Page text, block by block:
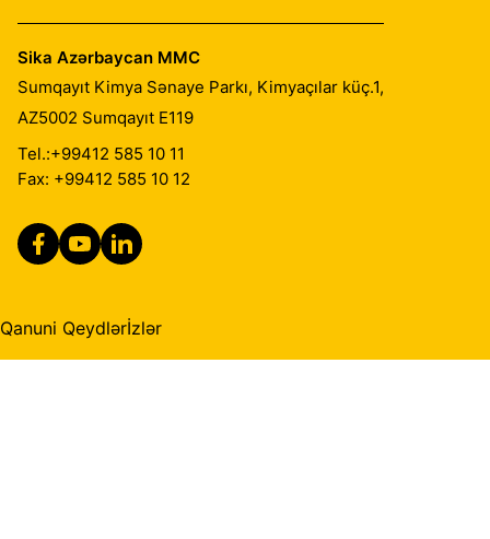
Sika Azərbaycan MMC
Sumqayıt Kimya Sənaye Parkı, Kimyaçılar küç.1,
AZ5002 Sumqayıt E119
Tel.:+99412 585 10 11
Fax: +99412 585 10 12
Qanuni Qeydlərİzlər